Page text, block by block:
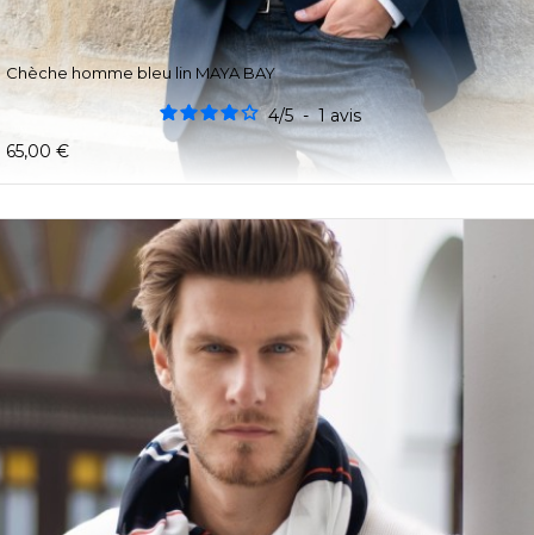
Chèche homme bleu lin MAYA BAY
4/5- 1avis
65,00 €